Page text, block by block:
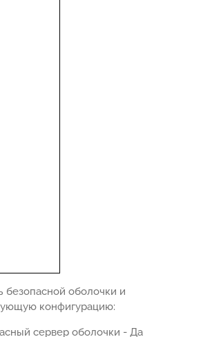
безопасной оболочки и
конфигурацию:
сервер оболочки - Да